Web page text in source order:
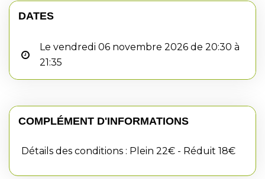
DATES
Le vendredi 06 novembre 2026 de 20:30 à
21:35
COMPLÉMENT D'INFORMATIONS
Détails des conditions : Plein 22€ - Réduit 18€